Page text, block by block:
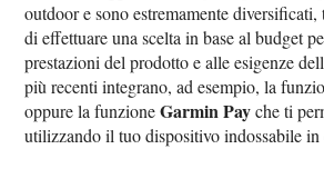
outdoor e sono estremamente diversificati,
di effettuare una scelta in base al budget
prestazioni del prodotto e alle esigenze
più recenti integrano, ad esempio, la
oppure la funzioneGarmin Payche ti
utilizzando il tuo dispositivo indossabile in